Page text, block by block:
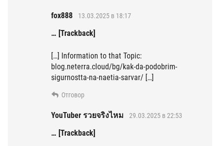
fox888 13.03.2025 в 18:17
… [Trackback]
[…] Information to that Topic:
blog.neterra.cloud/bg/kak-da-podobrim-
sigurnostta-na-naetia-sarvar/ […]
Отговор
YouTuber รวยจริงไหม 29.03.2025 в 22:53
… [Trackback]